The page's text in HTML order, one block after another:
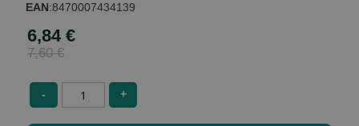
EAN:8470007434139
Special
Price
6,84 €
7,60 €
- +